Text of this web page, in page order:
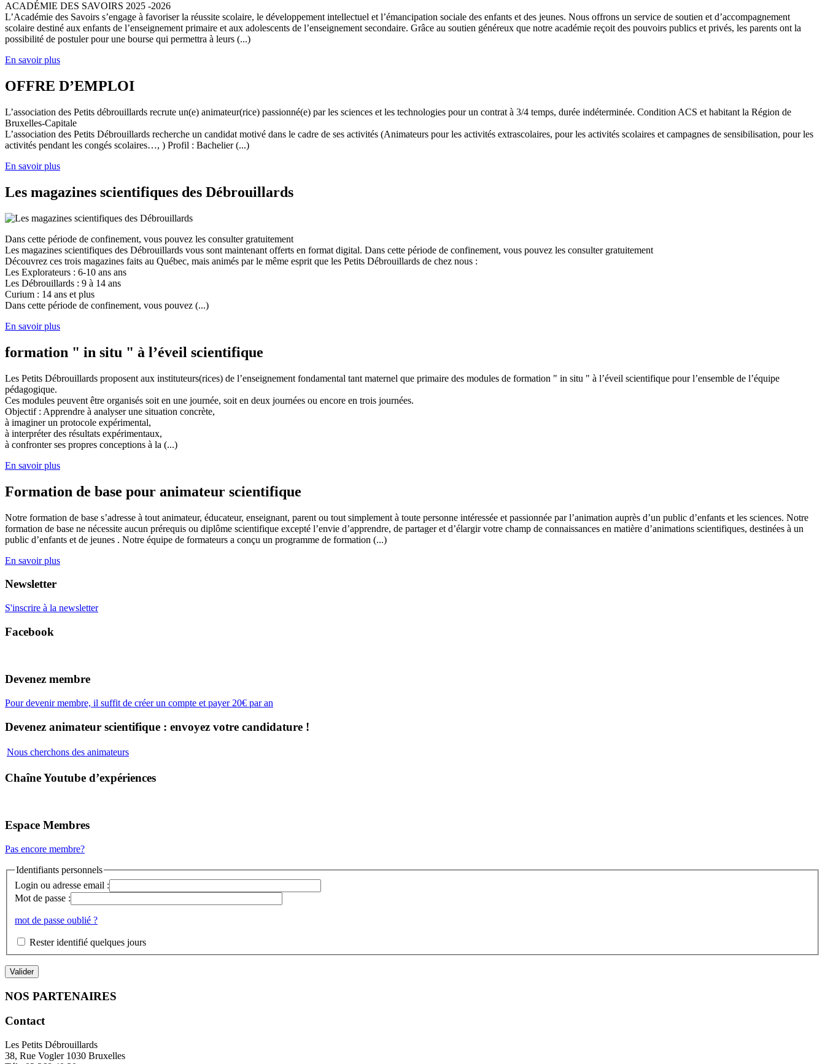
ACADÉMIE DES SAVOIRS 2025 -2026
L’Académie des Savoirs s’engage à favoriser la réussite scolaire, le développement intellectuel et l’émancipation sociale des enfants et des jeunes. Nous offrons un service de soutien et d’accompagnement
scolaire destiné aux enfants de l’enseignement primaire et aux adolescents de l’enseignement secondaire. Grâce au soutien généreux que notre académie reçoit des pouvoirs publics et privés, les parents ont la
possibilité de postuler pour une bourse qui permettra à leurs (...)
En savoir plus
OFFRE D’EMPLOI
L’association des Petits débrouillards recrute un(e) animateur(rice) passionné(e) par les sciences et les technologies pour un contrat à 3/4 temps, durée indéterminée. Condition ACS et habitant la Région de
Bruxelles-Capitale
L’association des Petits Débrouillards recherche un candidat motivé dans le cadre de ses activités (Animateurs pour les activités extrascolaires, pour les activités scolaires et campagnes de sensibilisation, pour les
activités pendant les congés scolaires…, ) Profil : Bachelier (...)
En savoir plus
Les magazines scientifiques des Débrouillards
Dans cette période de confinement, vous pouvez les consulter gratuitement
Les magazines scientifiques des Débrouillards vous sont maintenant offerts en format digital. Dans cette période de confinement, vous pouvez les consulter gratuitement
Découvrez ces trois magazines faits au Québec, mais animés par le même esprit que les Petits Débrouillards de chez nous :
Les Explorateurs : 6-10 ans ans
Les Débrouillards : 9 à 14 ans
Curium : 14 ans et plus
Dans cette période de confinement, vous pouvez (...)
En savoir plus
formation " in situ " à l’éveil scientifique
Les Petits Débrouillards proposent aux instituteurs(rices) de l’enseignement fondamental tant maternel que primaire des modules de formation " in situ " à l’éveil scientifique pour l’ensemble de l’équipe
pédagogique.
Ces modules peuvent être organisés soit en une journée, soit en deux journées ou encore en trois journées.
Objectif : Apprendre à analyser une situation concrète,
à imaginer un protocole expérimental,
à interpréter des résultats expérimentaux,
à confronter ses propres conceptions à la (...)
En savoir plus
Formation de base pour animateur scientifique
Notre formation de base s’adresse à tout animateur, éducateur, enseignant, parent ou tout simplement à toute personne intéressée et passionnée par l’animation auprès d’un public d’enfants et les sciences. Notre
formation de base ne nécessite aucun prérequis ou diplôme scientifique excepté l’envie d’apprendre, de partager et d’élargir votre champ de connaissances en matière d’animations scientifiques, destinées à un
public d’enfants et de jeunes . Notre équipe de formateurs a conçu un programme de formation (...)
En savoir plus
Newsletter
S'inscrire à la newsletter
Facebook
Devenez membre
Pour devenir membre, il suffit de créer un compte et payer 20€ par an
Devenez animateur scientifique : envoyez votre candidature !
Nous cherchons des animateurs
Chaîne Youtube d’expériences
Espace Membres
Pas encore membre?
Identifiants personnels
Login ou adresse email :
Mot de passe :
mot de passe oublié ?
Rester identifié quelques jours
NOS PARTENAIRES
Contact
Les Petits Débrouillards
38, Rue Vogler 1030 Bruxelles